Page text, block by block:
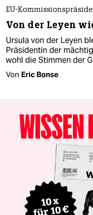
EU-
Von der Leyen
Ursula von der Leyen
Präsidentin der
wohl die Stimmen der
Von Eric Bonse